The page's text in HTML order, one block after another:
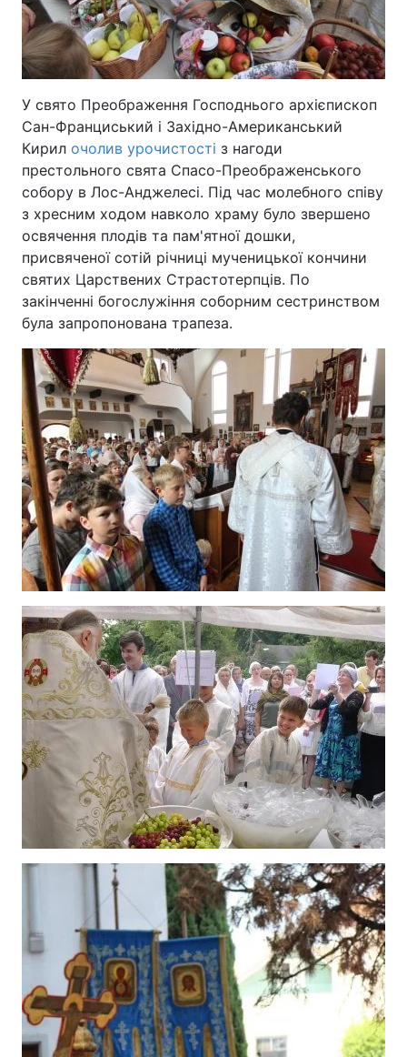
У свято Преображення Господнього архієпископ
Сан-Франциський і Західно-Американський
Кирил очолив урочистості з нагоди
престольного свята Спасо-Преображенського
собору в Лос-Анджелесі. Під час молебного співу
з хресним ходом навколо храму було звершено
освячення плодів та пам'ятної дошки,
присвяченої сотій річниці мученицької кончини
святих Царствених Страстотерпців. По
закінченні богослужіння соборним сестринством
була запропонована трапеза.